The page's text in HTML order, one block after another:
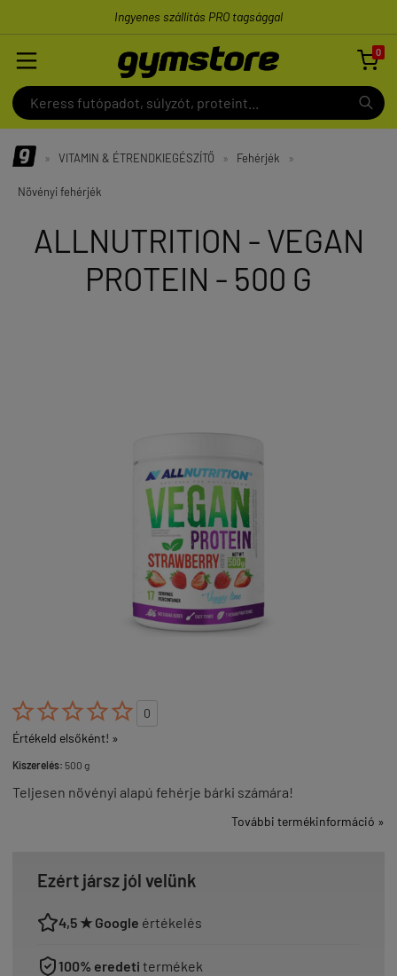
Ingyenes szállítás PRO tagsággal
0

» VITAMIN & ÉTRENDKIEGÉSZÍTŐ » Fehérjék »
Növényi fehérjék
ALLNUTRITION - VEGAN
PROTEIN - 500 G

0
Értékeld elsőként! »
Kiszerelés: 500 g
Teljesen növényi alapú fehérje bárki számára!
További termékinformáció »
Ezért jársz jól velünk
4,5 ★ Google értékelés
100% eredeti termékek